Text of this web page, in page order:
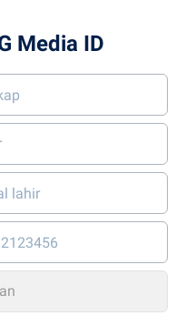
Media ID